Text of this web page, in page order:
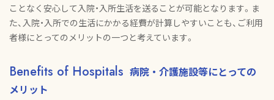
ことなく安心して入院・入所生活を送ることが可能となります。ま
た、入院・入所での生活にかかる経費が計算しやすいことも、ご利用
者様にとってのメリットの一つと考えています。
Benefits of Hospitals 病院・介護施設等にとっての
メリット